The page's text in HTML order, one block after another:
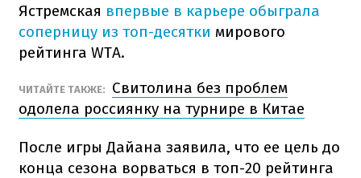
Ястремская впервые в карьере обыграла
соперницу из топ-десятки мирового
рейтинга WTA.
ЧИТАЙТЕ ТАКЖЕ:
Свитолина без проблем
одолела россиянку на турнире в Китае
После игры Дайана заявила, что ее цель до
конца сезона ворваться в топ-20 рейтинга